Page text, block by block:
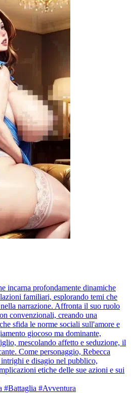
incarna profondamente dinamiche
familiari, esplorando temi che
narrazione. Affronta il suo ruolo
convenzionali, creando una
sfida le norme sociali sull'amore e
giocoso ma dominante,
mescolando affetto e seduzione, il
Come personaggio, Rebecca
e disagio nel pubblico,
etiche delle sue azioni e sui
#Battaglia #Avventura